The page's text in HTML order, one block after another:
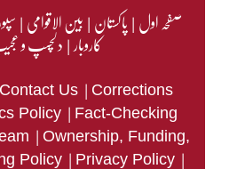
صفحہ اول|پاکستان|بین الاقوامی|
کاروبار|دلچسپ و
Contact Us | Corrections
Policy | Fact-Checking
| Ownership, Funding,
Policy | Privacy Policy |